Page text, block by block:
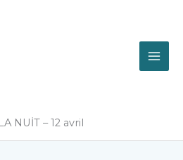
NUİT – 12 avril